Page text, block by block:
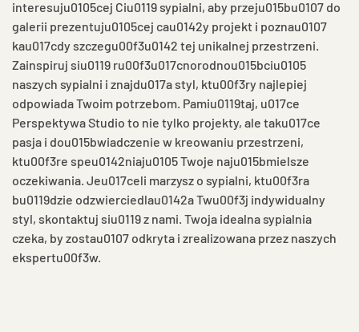
interesuju0105cej Ciu0119 sypialni, aby przeju015bu0107 do
galerii prezentuju0105cej cau0142y projekt i poznau0107
kau017cdy szczegu00f3u0142 tej unikalnej przestrzeni.
Zainspiruj siu0119 ru00f3u017cnorodnou015bciu0105
naszych sypialni i znajdu017a styl, ktu00f3ry najlepiej
odpowiada Twoim potrzebom. Pamiu0119taj, u017ce
Perspektywa Studio to nie tylko projekty, ale taku017ce
pasja i dou015bwiadczenie w kreowaniu przestrzeni,
ktu00f3re speu0142niaju0105 Twoje naju015bmielsze
oczekiwania. Jeu017celi marzysz o sypialni, ktu00f3ra
bu0119dzie odzwierciedlau0142a Twu00f3j indywidualny
styl, skontaktuj siu0119 z nami. Twoja idealna sypialnia
czeka, by zostau0107 odkryta i zrealizowana przez naszych
ekspertu00f3w.